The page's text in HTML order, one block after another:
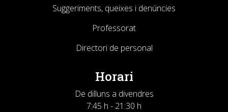
Suggeriments, queixes i denúncies
Professorat
Directori de personal
Horari
De dilluns a divendres
7:45 h - 21:30 h